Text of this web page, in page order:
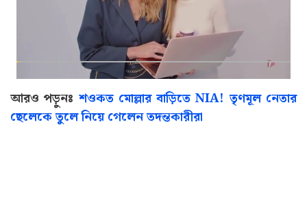
আরও পড়ুনঃ শওকত মোল্লার বাড়িতে NIA! তৃণমূল নেতার
ছেলেকে তুলে নিয়ে গেলেন তদন্তকারীরা